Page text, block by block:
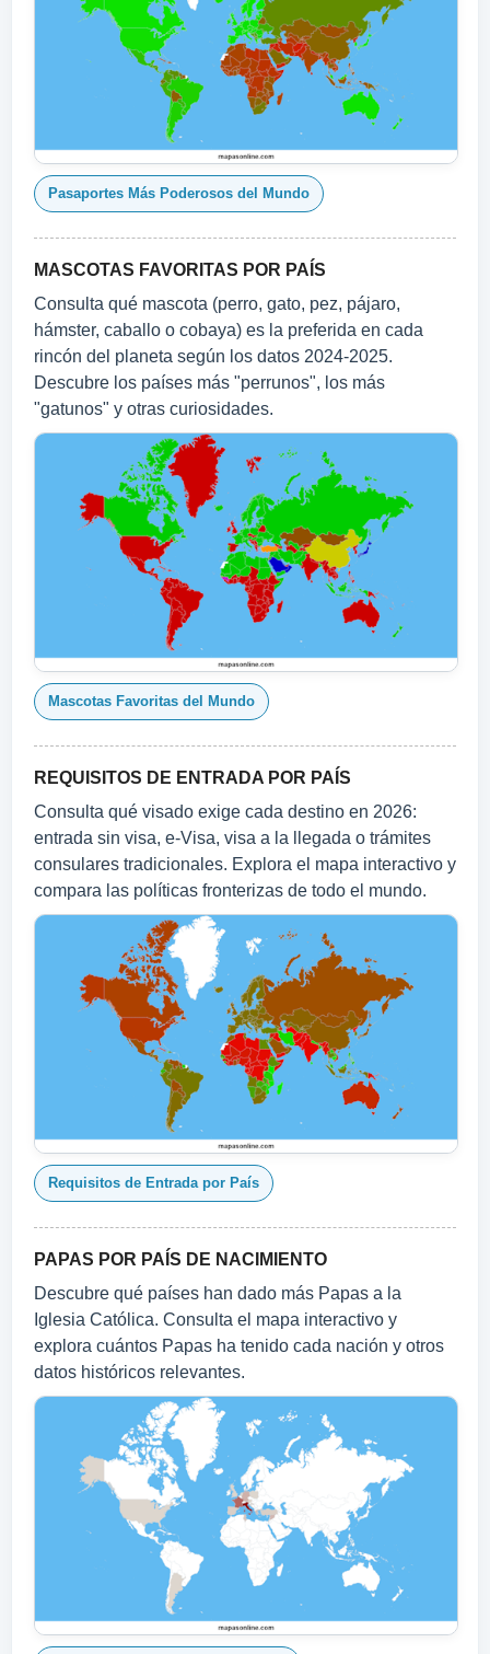
Pasaportes Más Poderosos del Mundo
MASCOTAS FAVORITAS POR PAÍS
Consulta qué mascota (perro, gato, pez, pájaro,
hámster, caballo o cobaya) es la preferida en cada
rincón del planeta según los datos 2024‑2025.
Descubre los países más "perrunos", los más
"gatunos" y otras curiosidades.
Mascotas Favoritas del Mundo
REQUISITOS DE ENTRADA POR PAÍS
Consulta qué visado exige cada destino en 2026:
entrada sin visa, e-Visa, visa a la llegada o trámites
consulares tradicionales. Explora el mapa interactivo y
compara las políticas fronterizas de todo el mundo.
Requisitos de Entrada por País
PAPAS POR PAÍS DE NACIMIENTO
Descubre qué países han dado más Papas a la
Iglesia Católica. Consulta el mapa interactivo y
explora cuántos Papas ha tenido cada nación y otros
datos históricos relevantes.